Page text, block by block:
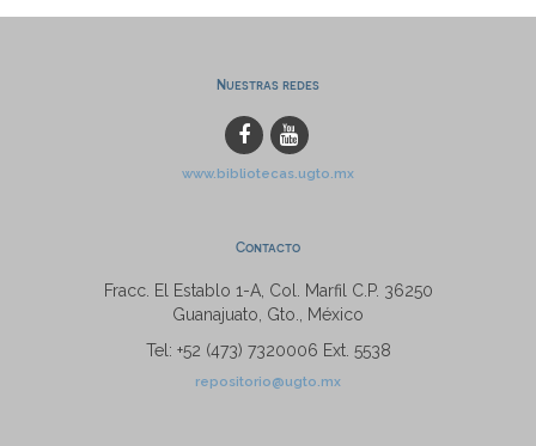
Nuestras redes
www.bibliotecas.ugto.mx
Contacto
Fracc. El Establo 1-A, Col. Marfil C.P. 36250
Guanajuato, Gto., México
Tel: +52 (473) 7320006 Ext. 5538
repositorio@ugto.mx